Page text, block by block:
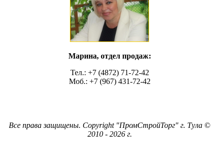
Марина, отдел продаж:
Тел.: +7 (4872) 71-72-42
Моб.: +7 (967) 431-72-42
Все права защищены. Copyright "ПромСтройТорг" г. Тула ©
2010 - 2026 г.